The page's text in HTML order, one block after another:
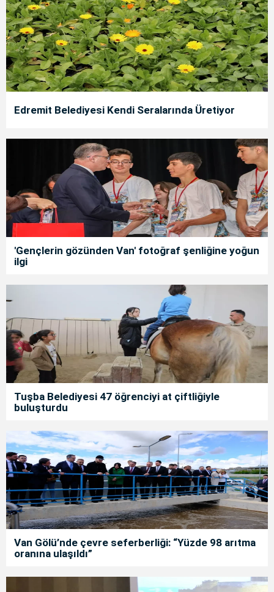
Edremit Belediyesi Kendi Seralarında Üretiyor
'Gençlerin gözünden Van' fotoğraf şenliğine yoğun
ilgi
Tuşba Belediyesi 47 öğrenciyi at çiftliğiyle
buluşturdu
Van Gölü’nde çevre seferberliği: “Yüzde 98 arıtma
oranına ulaşıldı”